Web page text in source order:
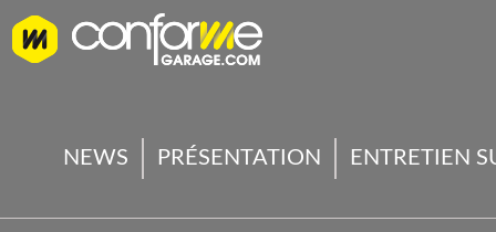
NEWS PRÉSENTATION ENTRETIEN